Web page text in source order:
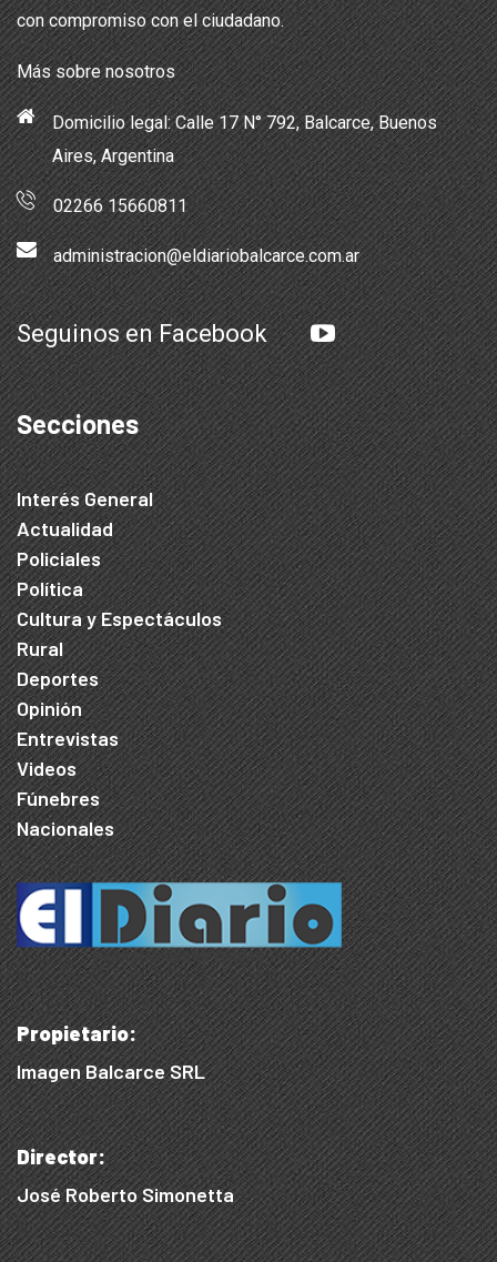
con compromiso con el ciudadano.
Más sobre nosotros
Domicilio legal: Calle 17 N° 792, Balcarce, Buenos
Aires, Argentina
02266 15660811
administracion@eldiariobalcarce.com.ar
Seguinos en Facebook
Secciones
Interés General
Actualidad
Policiales
Política
Cultura y Espectáculos
Rural
Deportes
Opinión
Entrevistas
Videos
Fúnebres
Nacionales
Propietario:
Imagen Balcarce SRL
Director:
José Roberto Simonetta